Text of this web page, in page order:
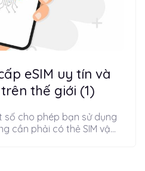
eSIM uy tín và
thế giới (1)
số cho phép bạn sử dụng
cần phải có thẻ SIM vậ...